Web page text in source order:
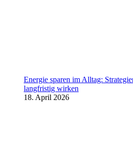
Energie sparen im Alltag:
langfristig wirken
18. April 2026